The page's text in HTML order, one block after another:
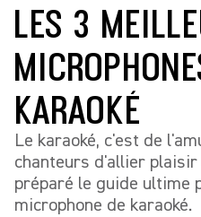
LES 3
KARAOKÉ
Le karaoké, c'est de
chanteurs d'allier plaisir
préparé le guide ultime
microphone de karaoké.